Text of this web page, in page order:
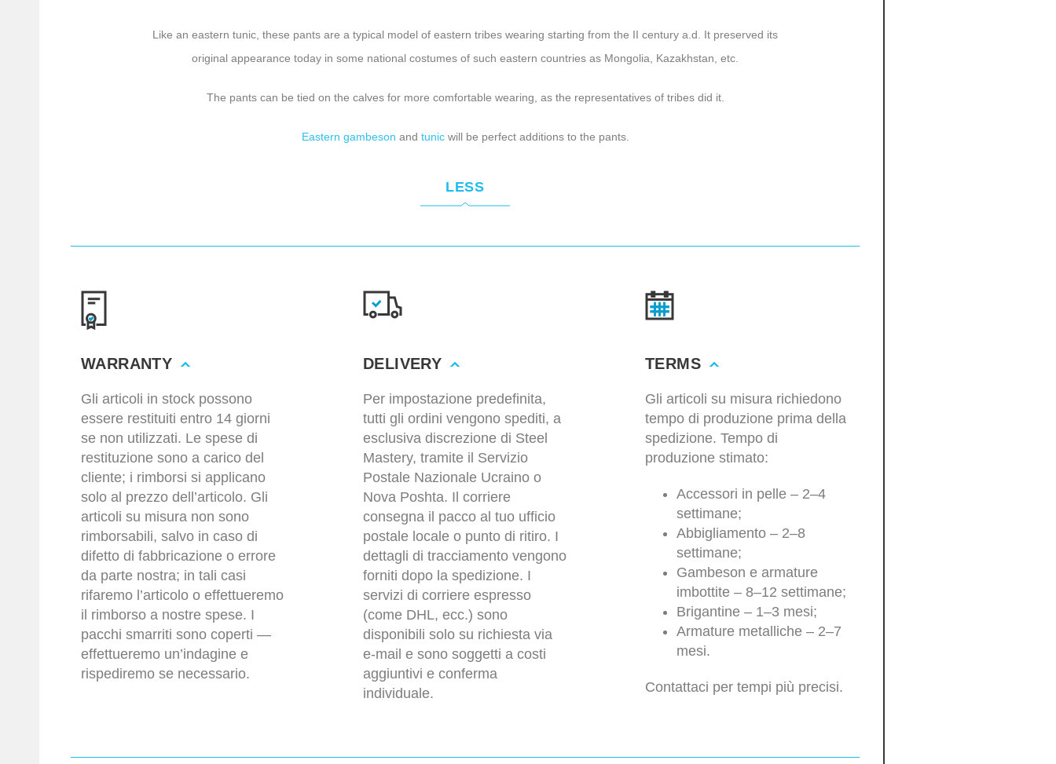
Like an eastern tunic, these pants are a typical model of eastern tribes wearing starting from the II century a.d. It preserved its
original appearance today in some national costumes of such eastern countries as Mongolia, Kazakhstan, etc.
The pants can be tied on the calves for more comfortable wearing, as the representatives of tribes did it.
Eastern gambeson and tunicwill be perfect additions to the pants.
LESS
WARRANTY
Gli articoli in stock possono
essere restituiti entro 14 giorni
se non utilizzati. Le spese di
restituzione sono a carico del
cliente; i rimborsi si applicano
solo al prezzo dell’articolo. Gli
articoli su misura non sono
rimborsabili, salvo in caso di
difetto di fabbricazione o errore
da parte nostra; in tali casi
rifaremo l’articolo o effettueremo
il rimborso a nostre spese. I
pacchi smarriti sono coperti —
effettueremo un’indagine e
rispediremo se necessario.
DELIVERY
Per impostazione predefinita,
tutti gli ordini vengono spediti, a
esclusiva discrezione di Steel
Mastery, tramite il Servizio
Postale Nazionale Ucraino o
Nova Poshta. Il corriere
consegna il pacco al tuo ufficio
postale locale o punto di ritiro. I
dettagli di tracciamento vengono
forniti dopo la spedizione. I
servizi di corriere espresso
(come DHL, ecc.) sono
disponibili solo su richiesta via
e-mail e sono soggetti a costi
aggiuntivi e conferma
individuale.
TERMS
Gli articoli su misura richiedono
tempo di produzione prima della
spedizione. Tempo di
produzione stimato:
Accessori in pelle – 2–4
settimane;
Abbigliamento – 2–8
settimane;
Gambeson e armature
imbottite – 8–12 settimane;
Brigantine – 1–3 mesi;
Armature metalliche – 2–7
mesi.
Contattaci per tempi più precisi.